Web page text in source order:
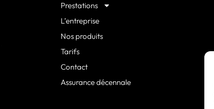
Prestations
L’entreprise
Nos produits
Tarifs
Contact
Assurance décennale